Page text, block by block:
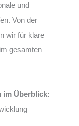
und
Von der
wir für klare
gesamten
im Überblick: